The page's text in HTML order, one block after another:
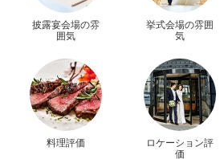
披露宴会場の雰
囲気
挙式会場の雰囲
気
料理評価
ロケーション評
価